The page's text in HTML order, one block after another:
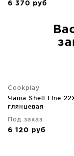
6 370 руб
Cookplay
Чаша Shell Line
глянцевая
Под заказ
6 120 руб